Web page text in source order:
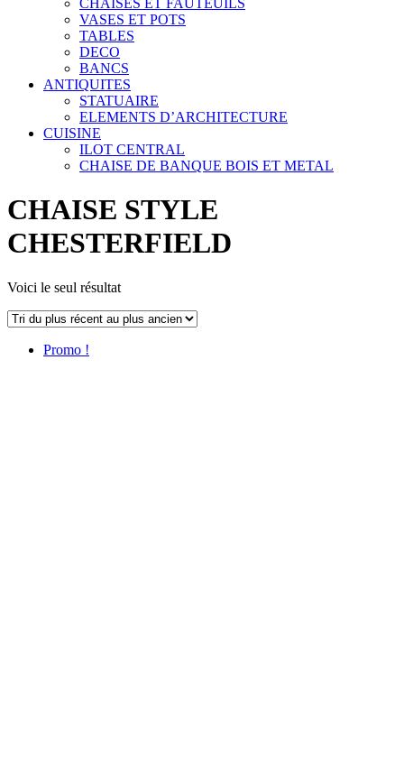
CHAISES ET FAUTEUILS
VASES ET POTS
TABLES
DECO
BANCS
ANTIQUITES
STATUAIRE
ELEMENTS D’ARCHITECTURE
CUISINE
ILOT CENTRAL
CHAISE DE BANQUE BOIS ET METAL
CHAISE STYLE
CHESTERFIELD
Voici le seul résultat
Promo !